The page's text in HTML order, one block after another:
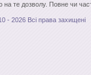
на те дозволу. Повне чи
- 2026 Всі права захищені